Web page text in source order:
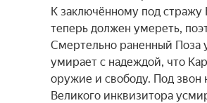
К заключённому под
теперь должен умереть,
Смертельно раненный Поза
умирает с надеждой, что
оружие и свободу. Под звон
Великого инквизитора